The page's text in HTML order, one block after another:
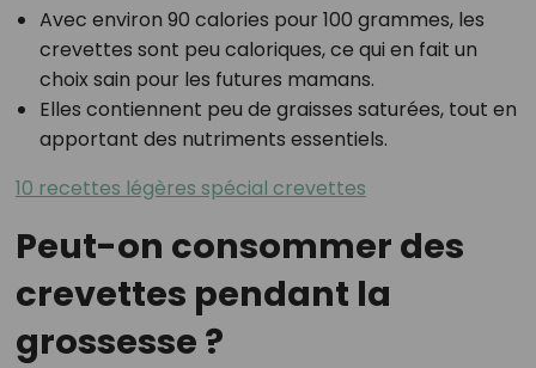
Avec environ 90 calories pour 100 grammes, les
crevettes sont peu caloriques, ce qui en fait un
choix sain pour les futures mamans.
Elles contiennent peu de graisses saturées, tout en
apportant des nutriments essentiels.
10 recettes légères spécial crevettes
Peut-on consommer des
crevettes pendant la
grossesse ?